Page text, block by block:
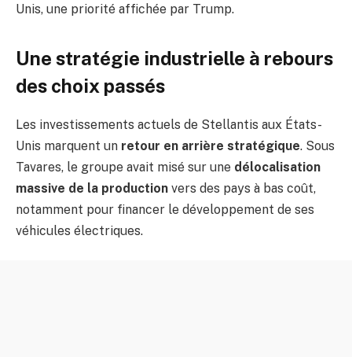
Unis, une priorité affichée par Trump.
Une stratégie industrielle à rebours
des choix passés
Les investissements actuels de Stellantis aux États-
Unis marquent un retour en arrière stratégique. Sous
Tavares, le groupe avait misé sur une délocalisation
massive de la production vers des pays à bas coût,
notamment pour financer le développement de ses
véhicules électriques.